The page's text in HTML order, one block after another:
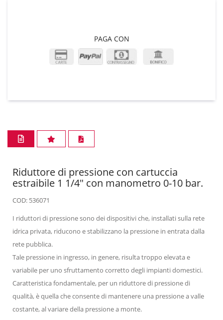
PAGA CON
Riduttore di pressione con cartuccia
estraibile 1 1/4" con manometro 0-10 bar.
COD: 536071
I riduttori di pressione sono dei dispositivi che, installati sulla rete
idrica privata, riducono e stabilizzano la pressione in entrata dalla
rete pubblica.
Tale pressione in ingresso, in genere, risulta troppo elevata e
variabile per uno sfruttamento corretto degli impianti domestici.
Caratteristica fondamentale, per un riduttore di pressione di
qualità, è quella che consente di mantenere una pressione a valle
costante, al variare della pressione a monte.